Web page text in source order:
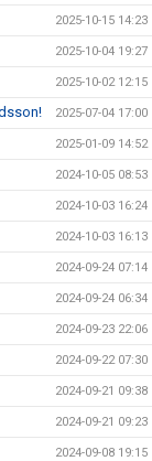
2025-10-15 14:23
2025-10-04 19:27
2025-10-02 12:15
2025-07-04 17:00
2025-01-09 14:52
2024-10-05 08:53
2024-10-03 16:24
2024-10-03 16:13
2024-09-24 07:14
2024-09-24 06:34
2024-09-23 22:06
2024-09-22 07:30
2024-09-21 09:38
2024-09-21 09:23
2024-09-08 19:15